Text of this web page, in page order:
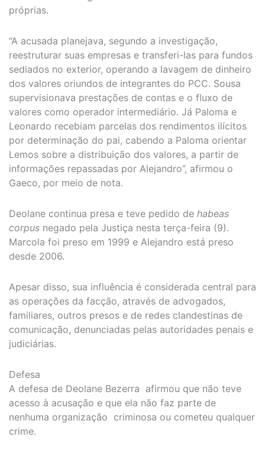
próprias.
“A acusada planejava, segundo a investigação,
reestruturar suas empresas e transferi-las para fundos
sediados no exterior, operando a lavagem de dinheiro
dos valores oriundos de integrantes do PCC. Sousa
supervisionava prestações de contas e o fluxo de
valores como operador intermediário. Já Paloma e
Leonardo recebiam parcelas dos rendimentos ilícitos
por determinação do pai, cabendo a Paloma orientar
Lemos sobre a distribuição dos valores, a partir de
informações repassadas por Alejandro”, afirmou o
Gaeco, por meio de nota.
Deolane continua presa e teve pedido de habeas
corpus negado pela Justiça nesta terça-feira (9).
Marcola foi preso em 1999 e Alejandro está preso
desde 2006.
Apesar disso, sua influência é considerada central para
as operações da facção, através de advogados,
familiares, outros presos e de redes clandestinas de
comunicação, denunciadas pelas autoridades penais e
judiciárias.
Defesa
A defesa de Deolane Bezerra afirmou que não teve
acesso à acusação e que ela não faz parte de
nenhuma organização criminosa ou cometeu qualquer
crime.